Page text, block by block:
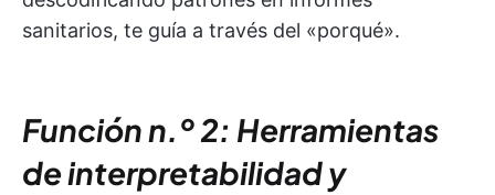
sanitarios, te guía a través del «porqué».
Función n.º 2: Herramientas
de interpretabilidad y